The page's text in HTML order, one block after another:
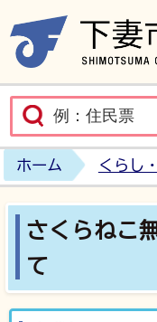
ホーム くらし
さくらねこ
て